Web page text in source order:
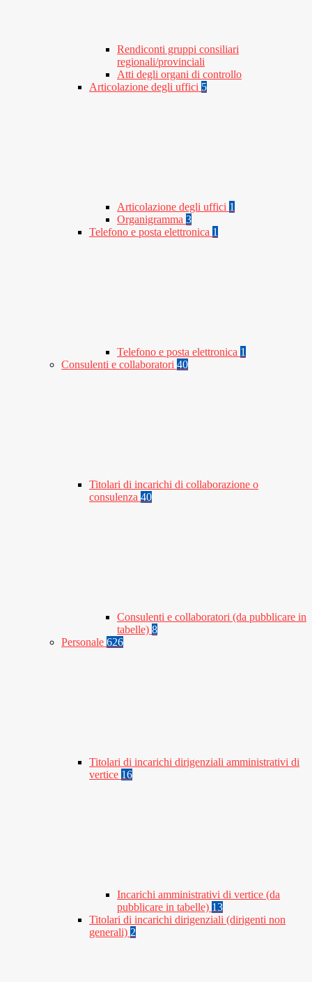
Rendiconti gruppi consiliari
regionali/provinciali
Atti degli organi di controllo
Articolazione degli uffici 5
Articolazione degli uffici 1
Organigramma 3
Telefono e posta elettronica 1
Telefono e posta elettronica 1
Consulenti e collaboratori 40
Titolari di incarichi di collaborazione o
consulenza 40
Consulenti e collaboratori (da pubblicare in
tabelle) 8
Personale 626
Titolari di incarichi dirigenziali amministrativi di
vertice 16
Incarichi amministrativi di vertice (da
pubblicare in tabelle) 13
Titolari di incarichi dirigenziali (dirigenti non
generali) 2